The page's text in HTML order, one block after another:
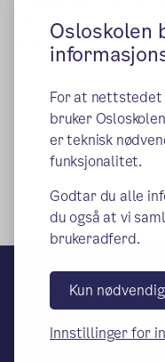
Osloskolen
For at
bruker
er teknisk
funksjonalitet.
Godtar du alle
du også at vi
brukeradferd.
Kun
Innstillinger for
Viktor Bugten
Yusra Ahmed Siyad
Publisert:09.10.2019
Brynseng
– en del av
Besøks- og